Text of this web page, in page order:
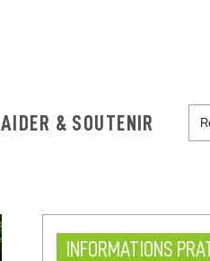
AIDER & SOUTENIR
INFORMATIONS